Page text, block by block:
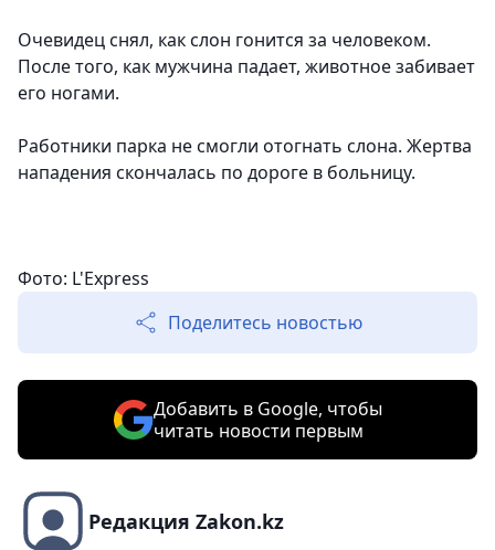
Очевидец снял, как слон гонится за человеком.
После того, как мужчина падает, животное забивает
его ногами.
Работники парка не смогли отогнать слона. Жертва
нападения скончалась по дороге в больницу.
Фото: L'Express
Поделитесь новостью
Добавить в Google, чтобы
читать новости первым
Редакция Zakon.kz